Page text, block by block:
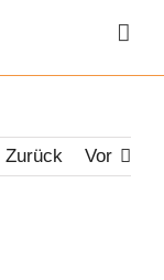
Zurück Vor